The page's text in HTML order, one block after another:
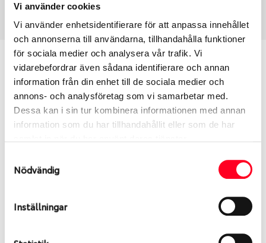
Vi använder cookies
Vi använder enhetsidentifierare för att anpassa innehållet
och annonserna till användarna, tillhandahålla funktioner
för sociala medier och analysera vår trafik. Vi
vidarebefordrar även sådana identifierare och annan
information från din enhet till de sociala medier och
annons- och analysföretag som vi samarbetar med.
Dessa kan i sin tur kombinera informationen med annan
information som du har tillhandahållit eller som de har
Nödvändig
Inställningar
2347
Passar detta däck min bil?
Ange registreringsnummer för att se om det däck
du valt passar din bilmodell. Om du köper däck som
skall sättas på dina befintliga fälgar, se till att kolla
årens lopp och inte vara samma dimension som
bilen hade ut från fabrik.